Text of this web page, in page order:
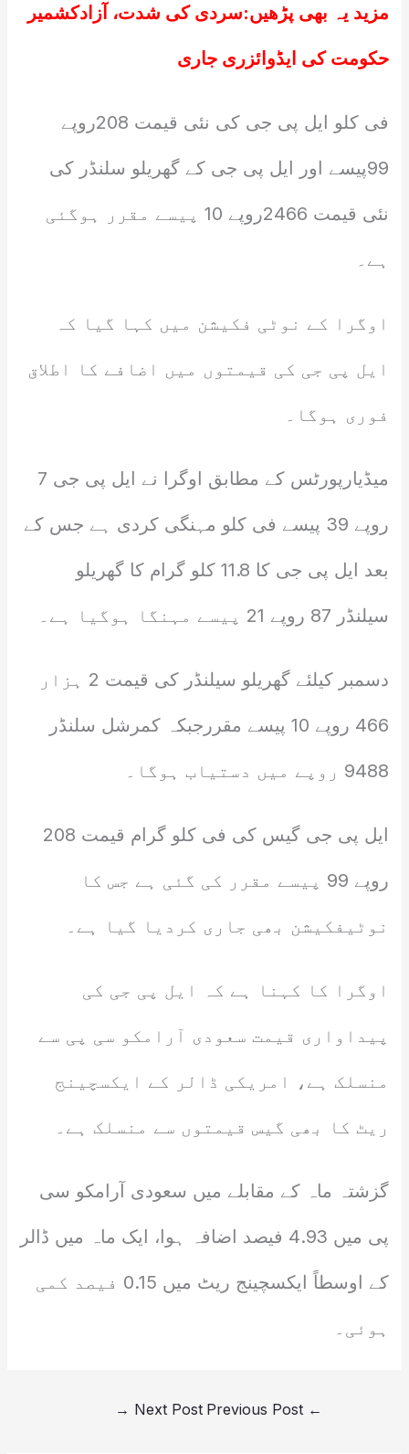
مزید یہ بھی پڑھیں:سردی کی شدت، آزادکشمیر
حکومت کی ایڈوائزری جاری
فی کلو ایل پی جی کی نئی قیمت 208روپے
99پیسے اور ایل پی جی کے گھریلو سلنڈر کی
نئی قیمت 2466روپے 10 پیسے مقرر ہوگئی
ہے۔
اوگرا کے نوٹی فکیشن میں کہا گیا کہ
ایل پی جی کی قیمتوں میں اضافے کا اطلاق
فوری ہوگا۔
میڈیارپورٹس کے مطابق اوگرا نے ایل پی جی 7
روپے 39 پیسے فی کلو مہنگی کردی ہے جس کے
بعد ایل پی جی کا 11.8 کلو گرام کا گھریلو
سیلنڈر 87 روپے 21 پیسے مہنگا ہوگیا ہے۔
دسمبر کیلئے گھریلو سیلنڈر کی قیمت 2 ہزار
466 روپے 10 پیسے مقررجبکہ کمرشل سلنڈر
9488 روپے میں دستیاب ہوگا۔
ایل پی جی گیس کی فی کلو گرام قیمت 208
روپے 99 پیسے مقرر کی گئی ہے جس کا
نوٹیفکیشن بھی جاری کردیا گیا ہے۔
اوگرا کا کہنا ہے کہ ایل پی جی کی
پیداواری قیمت سعودی آرامکو سی پی سے
منسلک ہے، امریکی ڈالر کے ایکسچینج
ریٹ کا بھی گیس قیمتوں سے منسلک ہے۔
گزشتہ ماہ کے مقابلے میں سعودی آرامکو سی
پی میں 4.93 فیصد اضافہ ہوا، ایک ماہ میں ڈالر
کے اوسطاً ایکسچینج ریٹ میں 0.15 فیصد کمی
ہوئی۔
←
Next Post
→